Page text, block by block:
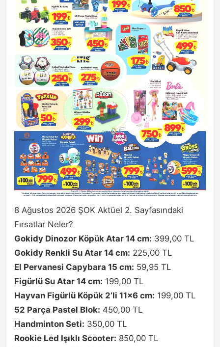
8 Ağustos 2026 ŞOK Aktüel 2. Sayfasındaki
Fırsatlar Neler?
Gokidy Dinozor Köpük Atar 14 cm: 399,00 TL
Gokidy Renkli Su Atar 14 cm: 225,00 TL
El Pervanesi Capybara 15 cm: 59,95 TL
Figürlü Su Atar 14 cm: 199,00 TL
Hayvan Figürlü Köpük 2’li 11×6 cm: 199,00 TL
52 Parça Pastel Blok: 450,00 TL
Handminton Seti: 350,00 TL
Rookie Led Işıklı Scooter: 850,00 TL